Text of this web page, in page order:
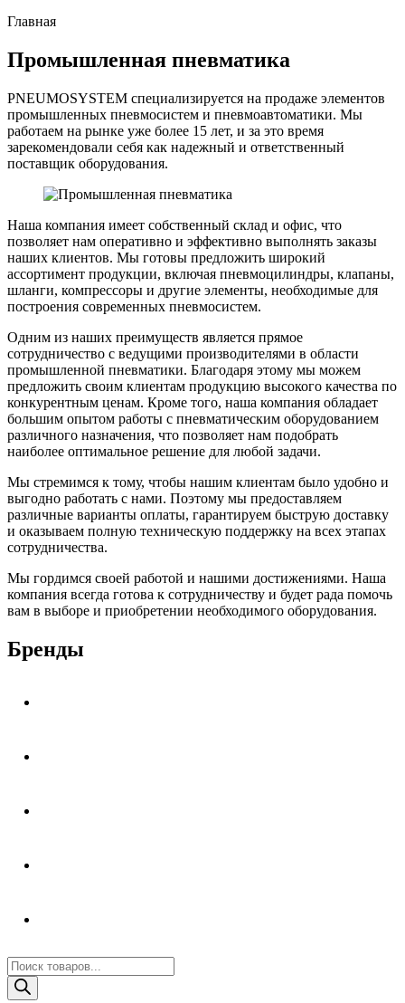
Главная
Промышленная пневматика
PNEUMOSYSTEM специализируется на продаже элементов
промышленных пневмосистем и пневмоавтоматики. Мы
работаем на рынке уже более 15 лет, и за это время
зарекомендовали себя как надежный и ответственный
поставщик оборудования.
Наша компания имеет собственный склад и офис, что
позволяет нам оперативно и эффективно выполнять заказы
наших клиентов. Мы готовы предложить широкий
ассортимент продукции, включая пневмоцилиндры, клапаны,
шланги, компрессоры и другие элементы, необходимые для
построения современных пневмосистем.
Одним из наших преимуществ является прямое
сотрудничество с ведущими производителями в области
промышленной пневматики. Благодаря этому мы можем
предложить своим клиентам продукцию высокого качества по
конкурентным ценам. Кроме того, наша компания обладает
большим опытом работы с пневматическим оборудованием
различного назначения, что позволяет нам подобрать
наиболее оптимальное решение для любой задачи.
Мы стремимся к тому, чтобы нашим клиентам было удобно и
выгодно работать с нами. Поэтому мы предоставляем
различные варианты оплаты, гарантируем быструю доставку
и оказываем полную техническую поддержку на всех этапах
сотрудничества.
Мы гордимся своей работой и нашими достижениями. Наша
компания всегда готова к сотрудничеству и будет рада помочь
вам в выборе и приобретении необходимого оборудования.
Бренды
Поиск
товаров